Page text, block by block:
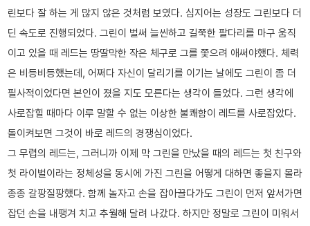
린보다 잘 하는 게 많지 않은 것처럼 보였다. 심지어는 성장도 그린보다 더
딘 속도로 진행되었다. 그린이 벌써 늘씬하고 길쭉한 팔다리를 마구 움직
이고 있을 때 레드는 땅딸막한 작은 체구로 그를 쫓으려 애써야했다. 체력
은 비등비등했는데, 어쩌다 자신이 달리기를 이기는 날에도 그린이 좀 더
필사적이었다면 본인이 졌을 지도 모른다는 생각이 들었다. 그런 생각에
사로잡힐 때마다 이루 말할 수 없는 이상한 불쾌함이 레드를 사로잡았다.
돌이켜보면 그것이 바로 레드의 경쟁심이었다.
그 무렵의 레드는, 그러니까 이제 막 그린을 만났을 때의 레드는 첫 친구와
첫 라이벌이라는 정체성을 동시에 가진 그린을 어떻게 대하면 좋을지 몰라
종종 갈팡질팡했다. 함께 놀자고 손을 잡아끌다가도 그린이 먼저 앞서가면
잡던 손을 내팽겨 치고 추월해 달려 나갔다. 하지만 정말로 그린이 미워서